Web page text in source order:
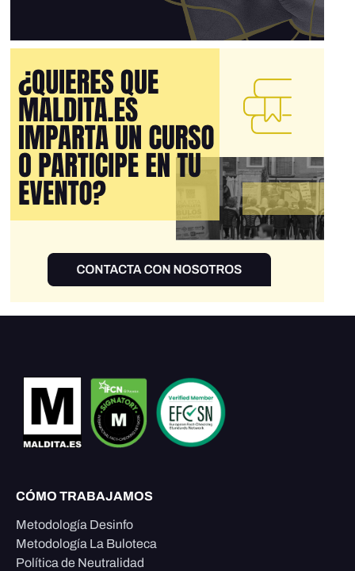
CÓMO TRABAJAMOS
Metodología Desinfo
Metodología La Buloteca
Política de Neutralidad